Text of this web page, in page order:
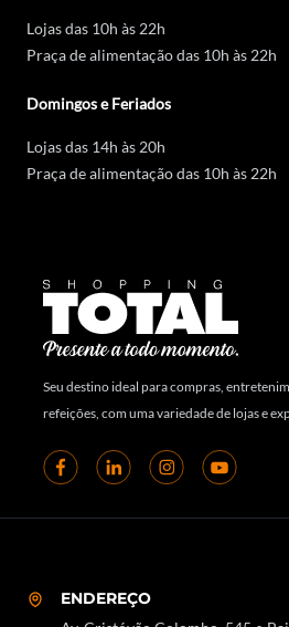
Lojas das 10h às 22h
Praça de alimentação das 10h às 22h
Domingos e Feriados
Lojas das 14h às 20h
Praça de alimentação das 10h às 22h
Seu destino ideal para compras,
refeições, com uma variedade de lojas e
ENDEREÇO